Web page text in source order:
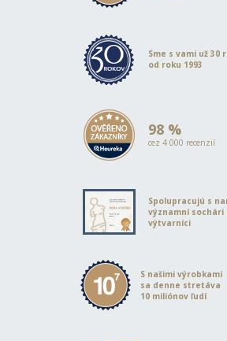
Sme s vami už 30
od roku 1993
98 %
cez 4 000 recenzií
Spolupracujú s
významní sochári
výtvarníci
S našimi výrobkami
sa denne stretáva
10 miliónov ľudí